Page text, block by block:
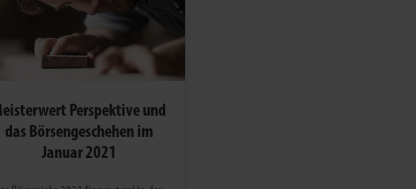
Perspektive und
das Börsengeschehen im
Januar 2021